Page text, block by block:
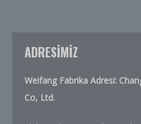
ADRESİMİZ
Weifang Fabrika Adresi:
Co, Ltd.